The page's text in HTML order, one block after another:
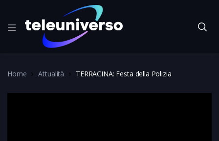
Home Attualità TERRACINA: Festa della Polizia